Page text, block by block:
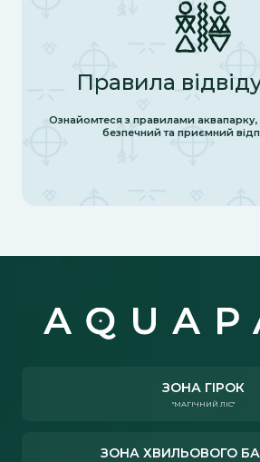
Правила
Ознайомтеся з правилами
безпечний та приємний
ЗОНА ГІРОК
"МАГІЧНИЙ ЛІС"
ЗОНА ХВИЛЬОВОГО